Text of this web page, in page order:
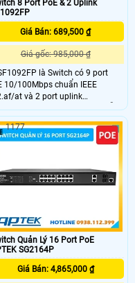
8 Port PoE & 2 Uplink
Giá Bán: 689,500 ₫
Giá gốc: 985,000 ₫
là Switch có 9 port
10/100Mbps chuẩn IEEE
at và 2 port uplink
công suất tối đa mỗi
PoE lên đến 30W và tổng công
120W. SF1092FP còn tích hợp
độ extended (CCTV mode) hỗ
cách lên đến 250m.
Quản Lý 16 Port PoE
SG2164P
Giá Bán: 4,865,000 ₫
1177